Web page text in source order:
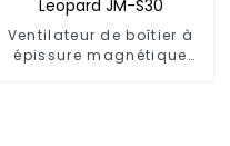
Ventilateur de boîtier à
épissure magnétique